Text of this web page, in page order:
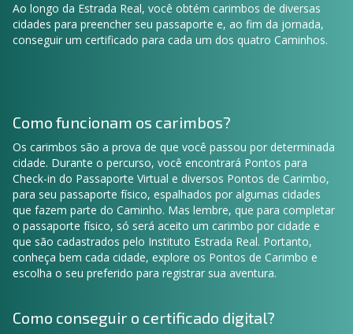
Ao longo da Estrada Real, você obtém carimbos de diversas
cidades para preencher seu passaporte e, ao fim da jornada,
conseguir um certificado para cada um dos quatro Caminhos.
Como funcionam os carimbos?
Os carimbos são a prova de que você passou por determinada
cidade. Durante o percurso, você encontrará Pontos para
Check-in do Passaporte Virtual e diversos Pontos de Carimbo,
para seu passaporte físico, espalhados por algumas cidades
que fazem parte do Caminho. Mas lembre, que para completar
o passaporte físico, só será aceito um carimbo por cidade e
que são cadastrados pelo Instituto Estrada Real. Portanto,
conheça bem cada cidade, explore os Pontos de Carimbo e
escolha o seu preferido para registrar sua aventura.
Como conseguir o certificado digital?